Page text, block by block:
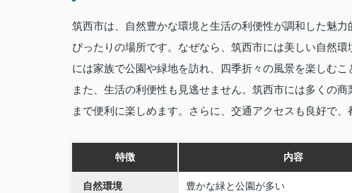
筑西市は、自然豊かな環境と生活の利便性が調和した魅
ぴったりの場所です。なぜなら、筑西市には美しい自然
には家族で公園や緑地を訪れ、四季折々の風景を楽しむこ
また、生活の利便性も見逃せません。筑西市には多くの
まで便利に楽しめます。さらに、交通アクセスも良好で、
特徴 内容
自然環境 豊かな緑と公園が多い